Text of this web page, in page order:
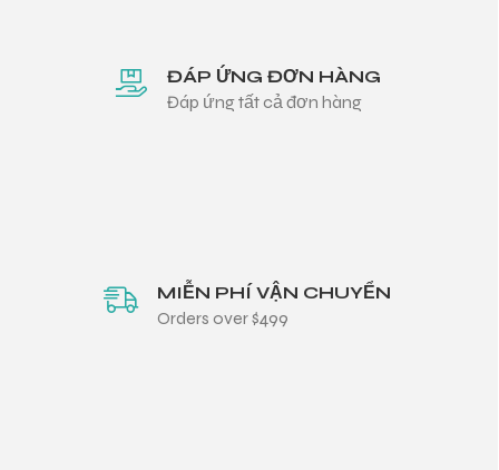
ĐÁP ỨNG ĐƠN HÀNG
Đáp ứng tất cả đơn hàng
MIỄN PHÍ VẬN CHUYỂN
Orders over $499